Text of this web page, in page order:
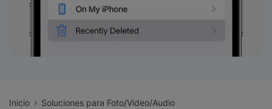
Inicio
Soluciones para Foto/Video/Audio